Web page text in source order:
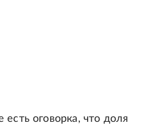
есть оговорка, что доля